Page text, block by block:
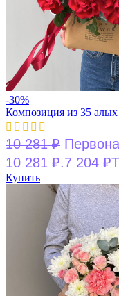
-30%
Композиция из 35
10 281₽
10 281 ₽.7 204 ₽
Купить